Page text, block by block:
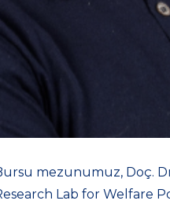
mezunumuz, Doç.
Lab for Welfare